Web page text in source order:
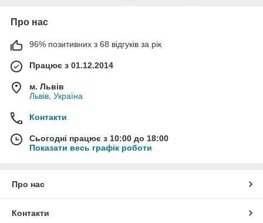
Про нас
96% позитивних з 68 відгуків за рік
Працює з 01.12.2014
м. Львів
Львів, Україна
Контакти
Сьогодні працює з 10:00 до 18:00
Показати весь графік роботи
Про нас
Контакти